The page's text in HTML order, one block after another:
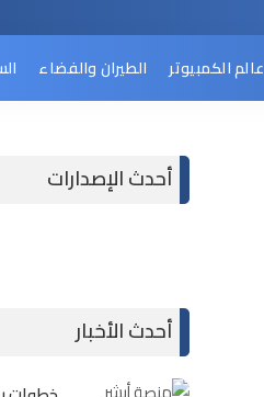
عالم الكمبيوتر الطيران والفضاء
أحدث الإصدارات
أحدث الأخبار